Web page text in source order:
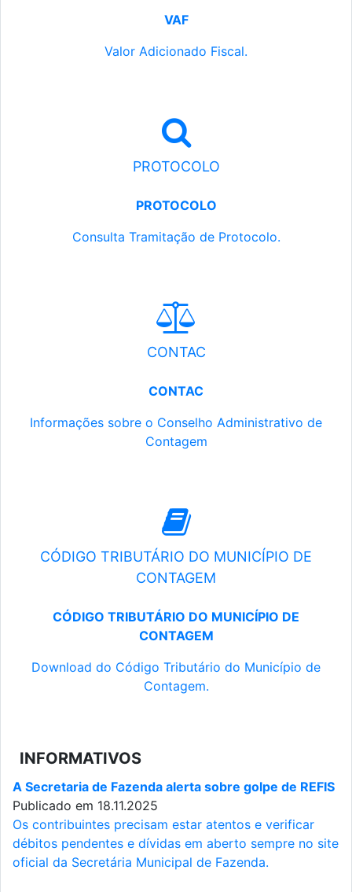
VAF
Valor Adicionado Fiscal.
PROTOCOLO
PROTOCOLO
Consulta Tramitação de Protocolo.
CONTAC
CONTAC
Informações sobre o Conselho Administrativo de
Contagem
CÓDIGO TRIBUTÁRIO DO MUNICÍPIO DE
CONTAGEM
CÓDIGO TRIBUTÁRIO DO MUNICÍPIO DE
CONTAGEM
Download do Código Tributário do Município de
Contagem.
INFORMATIVOS
A Secretaria de Fazenda alerta sobre golpe de REFIS
Publicado em 18.11.2025
Os contribuintes precisam estar atentos e verificar
débitos pendentes e dívidas em aberto sempre no site
oficial da Secretária Municipal de Fazenda.